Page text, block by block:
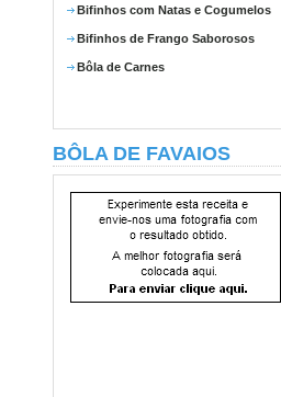
Bifinhos com Natas e Cogumelos
Bifinhos de Frango Saborosos
Bôla de Carnes
BÔLA DE FAVAIOS